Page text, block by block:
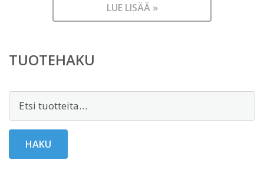
LUE LISÄÄ »
TUOTEHAKU
Etsi:
HAKU